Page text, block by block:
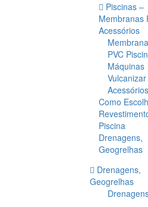
Piscinas –
Membranas
Acessórios
PVC
Máquinas
Vulcanizar
Acessórios
Como
Piscina
Drenagens,
Geogrelhas
Drenagens,
Geogrelhas